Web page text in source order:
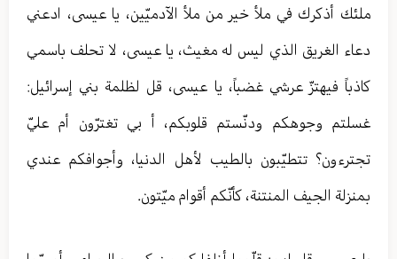
ملئك أذكرك في ملأ خير من ملأ الآدميّين، يا عيسى، ادعني
دعاء الغريق الذي ليس له مغيث، يا عيسى، لا تحلف باسمي
كاذباً فيهتزّ عرشي غضباً، يا عيسى، قل لظلمة بني إسرائيل:
غسلتم وجوهكم ودنّستم قلوبكم، أ بي تغترّون أم عليّ
تجترءون؟ تتطيّبون بالطيب لأهل الدنيا، وأجوافكم عندي
بمنزلة الجيف المنتنة، كأنّكم أقوام ميّتون.